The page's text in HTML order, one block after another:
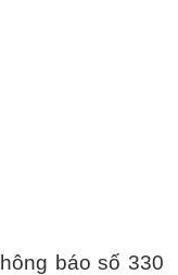
báo số 330